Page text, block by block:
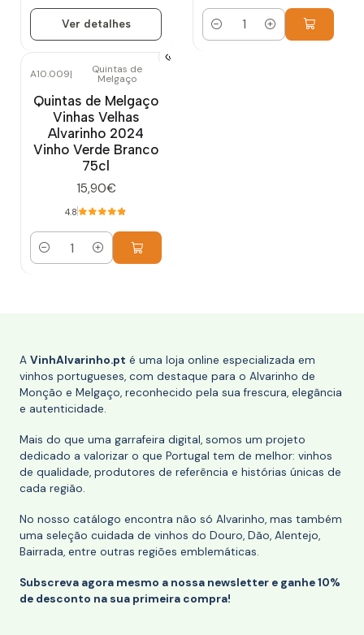
Ver detalhes
Quantidade
A10.009| Quintas de
Melgaço
Quintas de Melgaço
Vinhas Velhas
Alvarinho 2024
Vinho Verde Branco
75cl
15,90€
4.8
Quantidade
A VinhAlvarinho.pt é uma loja online especializada em
vinhos portugueses, com destaque para o Alvarinho de
Monção e Melgaço, reconhecido pela sua frescura, elegância
e autenticidade.
Mais do que uma garrafeira digital, somos um projeto
dedicado a valorizar o que Portugal tem de melhor: vinhos
de qualidade, produtores de referência e histórias únicas de
cada região.
No nosso catálogo encontra não só Alvarinho, mas também
uma seleção cuidada de vinhos do Douro, Dão, Alentejo,
Bairrada, entre outras regiões emblemáticas.
Subscreva agora mesmo a nossa newsletter e ganhe 10%
de desconto na sua primeira compra!